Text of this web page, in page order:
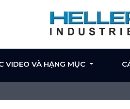
VIDEO VÀ HẠNG MỤC